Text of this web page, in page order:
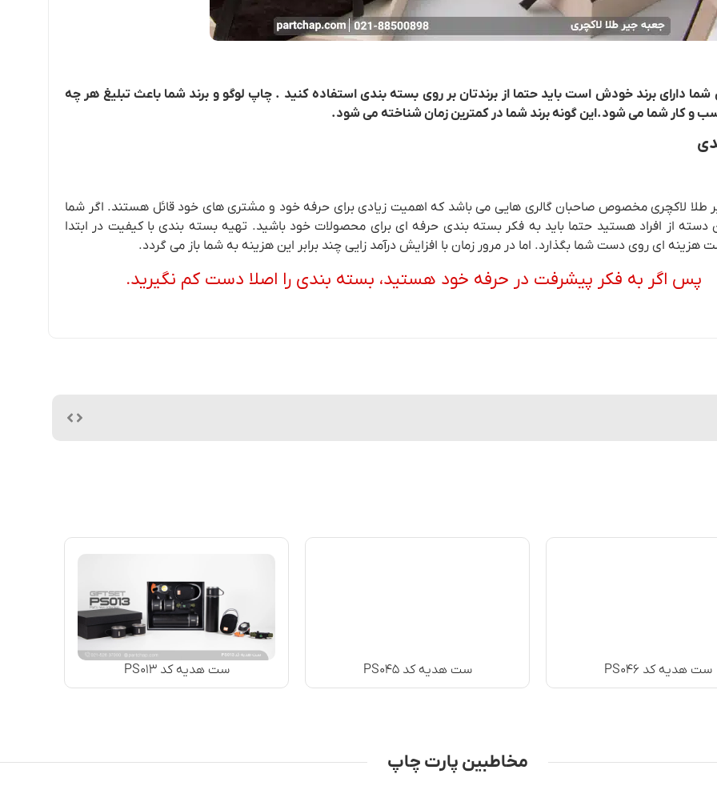
شما دارای برند خودش است باید حتما از برندتان بر روی بسته بندی استفاده کنید . چاپ لوگو و برند شما باعث تبلیغ هر چه
و کار شما می شود.این گونه برند شما در کمترین زمان شناخته می شود.
طلا لاکچری مخصوص صاحبان گالری هایی می باشد که اهمیت زیادی برای حرفه خود و مشتری های خود قائل هستند. اگر شما
دسته از افراد هستید حتما باید به فکر بسته بندی حرفه ای برای محصولات خود باشید. تهیه بسته بندی با کیفیت در ابتدا
هزینه ای روی دست شما بگذارد. اما در مرور زمان با افزایش درآمد زایی چند برابر این هزینه به شما باز می گردد.
پس اگر به فکر پیشرفت در حرفه خود هستید، بسته بندی را اصلا دست کم نگیرید.
ست هدیه کد PS۰۴۶ ست هدیه کد PS۰۴۵ ست هدیه کد PS۰۱۳
مخاطبین پارت چاپ